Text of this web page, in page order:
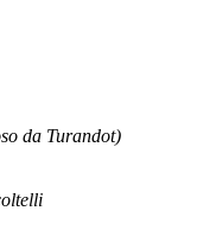
da Turandot)